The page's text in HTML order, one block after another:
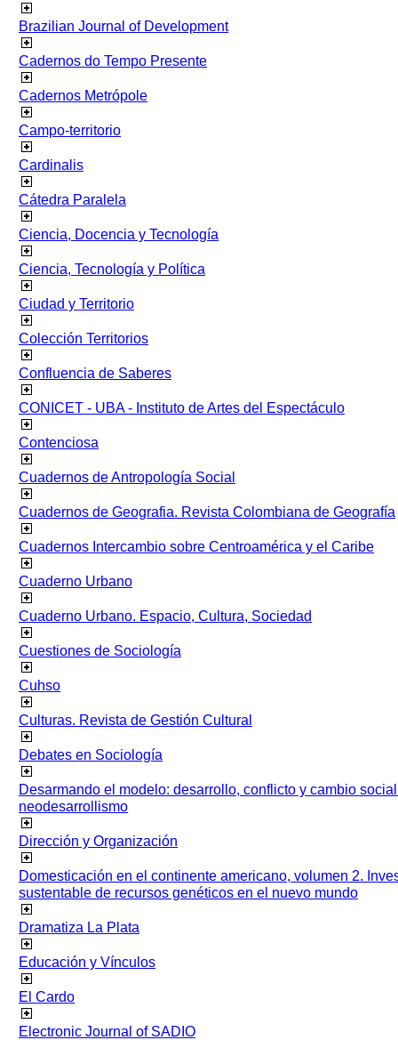
Brazilian Journal of Development
Cadernos do Tempo Presente
Cadernos Metrópole
Campo-territorio
Cardinalis
Cátedra Paralela
Ciencia, Docencia y Tecnología
Ciencia, Tecnología y Política
Ciudad y Territorio
Colección Territorios
Confluencia de Saberes
CONICET - UBA - Instituto de Artes del Espectáculo
Contenciosa
Cuadernos de Antropología Social
Cuadernos de Geografia. Revista Colombiana de Geografía
Cuadernos Intercambio sobre Centroamérica y el Caribe
Cuaderno Urbano
Cuaderno Urbano. Espacio, Cultura, Sociedad
Cuestiones de Sociología
Cuhso
Culturas. Revista de Gestión Cultural
Debates en Sociología
Desarmando el modelo: desarrollo, conflicto y cambio
neodesarrollismo
Dirección y Organización
Domesticación en el continente americano, volumen 2.
sustentable de recursos genéticos en el nuevo mundo
Dramatiza La Plata
Educación y Vínculos
El Cardo
Electronic Journal of SADIO